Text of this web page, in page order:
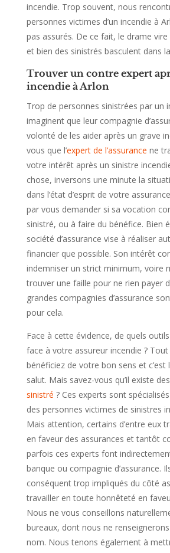
incendie. Trop souvent, nous
personnes victimes d’un incendie à
pas assurés. De ce fait, le drame
et bien des sinistrés basculent dans
Trouver un contre expert
incendie à Arlon
Trop de personnes sinistrées par un
imaginent que leur compagnie
volonté de les aider après un grave
vous que l’expert de l’assurance ne
votre intérêt après un sinistre
chose, inversons une minute la
dans l’état d’esprit de votre
par vous demander si sa vocation
sinistré, ou à faire du bénéfice. Bien
société d’assurance vise à réaliser
financier que possible. Son intérêt
indemniser un strict minimum, voire
trouver une faille pour ne rien payer
grandes compagnies d’assurance
pour cela.
Face à cette évidence, de quels
face à votre assureur incendie ? Tout
bénéficiez de votre bon sens et c’est
salut. Mais savez-vous qu’il existe des
sinistré ? Ces experts sont
des personnes victimes de sinistres
Mais attention, certains d’entre eux
en faveur des assurances et tantôt
parfois ces experts font
banque ou compagnie d’assurance.
conséquent trop impliqués du côté
travailler en toute honnêteté en
Nous ne vous conseillons
bureaux, dont nous ne
nom. Nous tenons également à